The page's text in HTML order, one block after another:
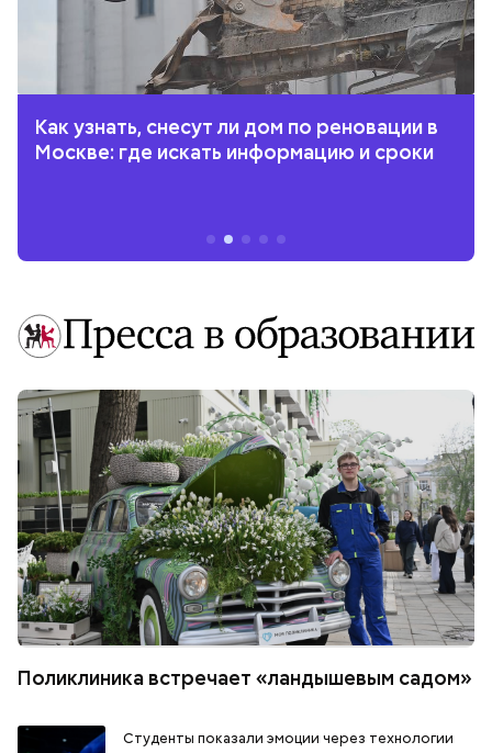
Как узнать, снесут ли дом по реновации в
Москве: где искать информацию и сроки
Поликлиника встречает «ландышевым садом»
Студенты показали эмоции через технологии